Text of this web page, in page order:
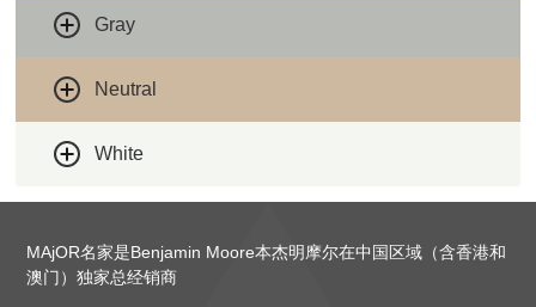
Gray
Neutral
White
MAjOR名家是Benjamin Moore本杰明摩尔在中国区域（含香港和
澳门）独家总经销商